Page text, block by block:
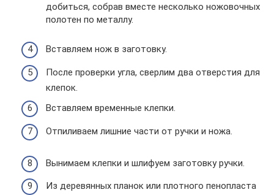
добиться, собрав вместе несколько ножовочных
полотен по металлу.
Вставляем нож в заготовку.
После проверки угла, сверлим два отверстия для
клепок.
Вставляем временные клепки.
Отпиливаем лишние части от ручки и ножа.
Вынимаем клепки и шлифуем заготовку ручки.
Из деревянных планок или плотного пенопласта